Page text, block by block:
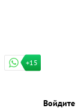
+15
Войдите